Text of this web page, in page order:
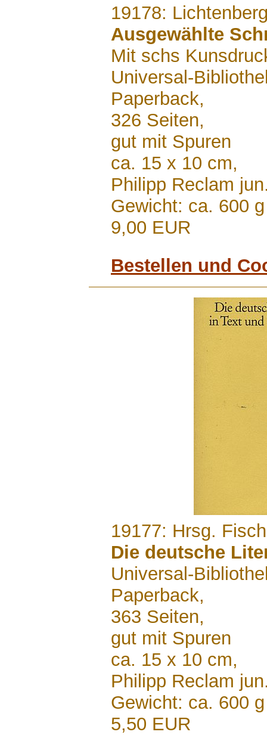
19178:
Ausgewählte
Mit schs
Universal-
Paperback,
326 Seiten,
gut mit Spuren
ca. 15 x 10 cm,
Philipp Reclam
Gewicht: ca. 600 g
9,00 EUR
Bestellen und
19177: Hrsg.
Die deutsche
Universal-
Paperback,
363 Seiten,
gut mit Spuren
ca. 15 x 10 cm,
Philipp Reclam
Gewicht: ca. 600 g
5,50 EUR